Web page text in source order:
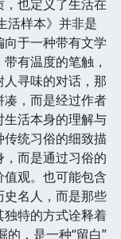
也定义了生活在
活样本》并非是
于一种带有文学
有温度的笔触，
寻味的对话，那
，而是经过作者
活本身的理解与
统习俗的细致描
而是通过习俗的
观。也可能包含
名人，而是那些
特的方式诠释着
，是一种“留白”